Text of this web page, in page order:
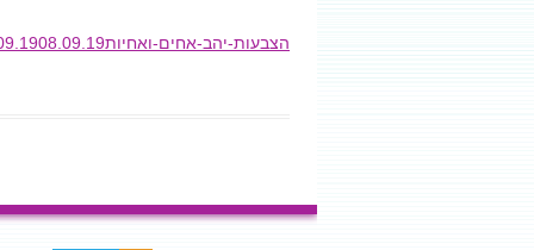
הצבעות-יהב-אחים-ואחיות01.09.1908.09.19